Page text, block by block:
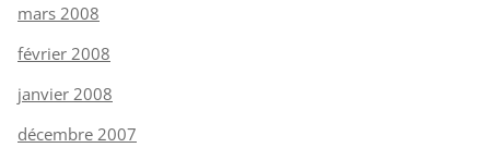
mars 2008
février 2008
janvier 2008
décembre 2007